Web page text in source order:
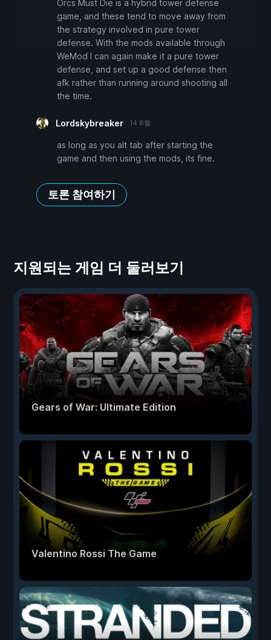
Orcs Must Die is a hybrid tower defense
game, and these tend to move away from
the strategy involved in pure tower
defense. With the mods available through
WeMod I can again make it a pure tower
defense, and set up a good defense then
afk rather than running around shooting all
the time.
Lordskybreaker 14 8월
as long as you alt tab after starting the
game and then using the mods, its fine.
토론 참여하기
지원되는 게임 더 둘러보기
Gears of War: Ultimate Edition
Valentino Rossi The Game